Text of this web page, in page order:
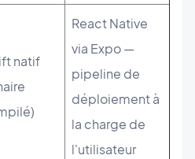
natif
React Native
via Expo —
pipeline de
déploiement à
la charge de
l'utilisateur